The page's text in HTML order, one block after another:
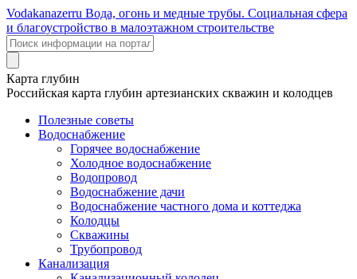
Vodakanazerru Вода, огонь и медные трубы. Социальная сфера
и благоустройство в малоэтажном строительстве
Карта глубин
Российская карта глубин артезианских скважин и колодцев
Полезные советы
Водоснабжение
Горячее водоснабжение
Холодное водоснабжение
Водопровод
Водоснабжение дачи
Водоснабжение частного дома и коттеджа
Колодцы
Скважины
Трубопровод
Канализация